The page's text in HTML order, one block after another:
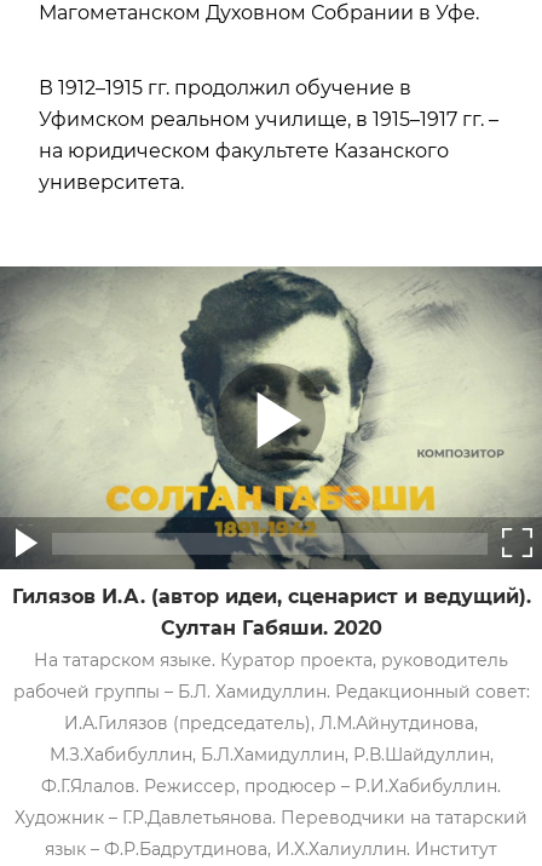
Магометанском Духовном Собрании в Уфе.
В 1912–1915 гг. продолжил обучение в
Уфимском реальном училище, в 1915–1917 гг. –
на юридическом факультете Казанского
университета.
Гилязов И.А. (автор идеи, сценарист и ведущий).
Султан Габяши. 2020
На татарском языке. Куратор проекта, руководитель
рабочей группы – Б.Л. Хамидуллин. Редакционный совет:
И.А.Гилязов (председатель), Л.М.Айнутдинова,
М.З.Хабибуллин, Б.Л.Хамидуллин, Р.В.Шайдуллин,
Ф.Г.Ялалов. Режиссер, продюсер – Р.И.Хабибуллин.
Художник – Г.Р.Давлетьянова. Переводчики на татарский
язык – Ф.Р.Бадрутдинова, И.Х.Халиуллин. Институт